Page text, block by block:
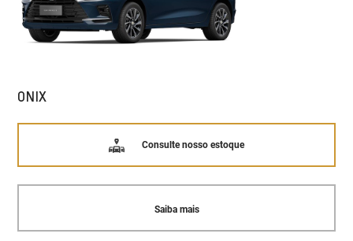
ONIX
Consulte nosso estoque
Saiba mais